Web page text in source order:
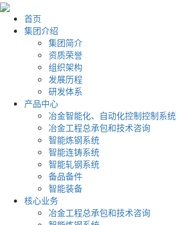
首页
集团介绍
集团简介
资质荣誉
组织架构
发展历程
研发体系
产品中心
冶金智能化、自动化控制控制系统
冶金工程总承包和技术咨询
智能炼钢系统
智能连铸系统
智能轧钢系统
备品备件
智能装备
核心业务
冶金工程总承包和技术咨询